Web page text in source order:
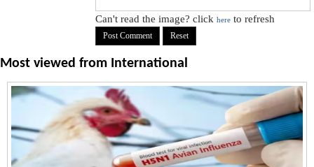
Can't read the image? clickhere to refresh
Most viewed from International